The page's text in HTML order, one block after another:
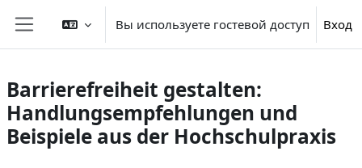
Перейти к основному содержанию
Боковая панель
Вы используете гостевой доступ Вход
Barrierefreiheit gestalten:
Handlungsempfehlungen und
Beispiele aus der Hochschulpraxis